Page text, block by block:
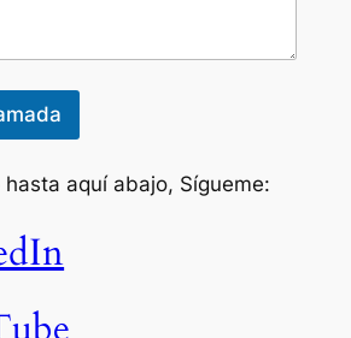
aquí abajo, Sígueme: